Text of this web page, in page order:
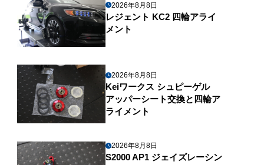
2026年8月8日
レジェント KC2 四輪アライ
メント
2026年8月8日
Keiワークス シュピーゲル
アッパーシート交換と四輪ア
ライメント
2026年8月8日
S2000 AP1 ジェイズレーシン